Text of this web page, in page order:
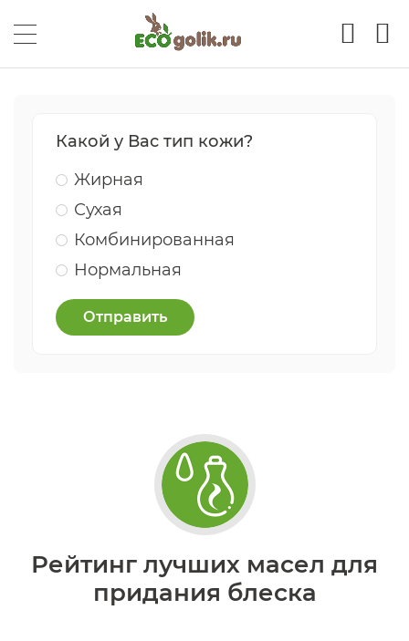
Какой у Вас тип кожи?
Жирная
Сухая
Комбинированная
Нормальная
Отправить
Рейтинг лучших масел для
придания блеска